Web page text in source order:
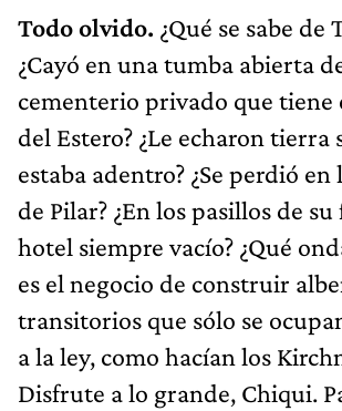
Todo olvido. ¿Qué se sabe de
¿Cayó en una tumba abierta
cementerio privado que tiene
del Estero? ¿Le echaron tierra
estaba adentro? ¿Se perdió en
de Pilar? ¿En los pasillos de
hotel siempre vacío? ¿Qué
es el negocio de construir
transitorios que sólo se
a la ley, como hacían los
Disfrute a lo grande, Chiqui.